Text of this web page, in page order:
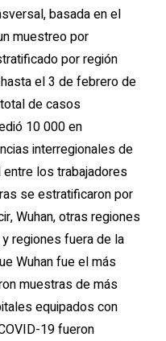
basada en el
muestreo por
por región
el 3 de febrero de
de casos
10 000 en
interregionales de
los trabajadores
se estratificaron por
Wuhan, otras regiones
regiones fuera de la
Wuhan fue el más
muestras de más
equipados con
19 fueron